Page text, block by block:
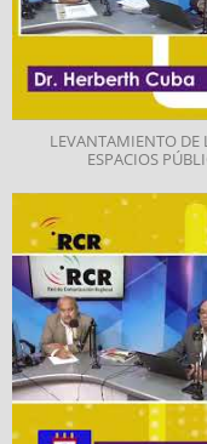
LEVANTAMIENTO DE
ESPACIOS